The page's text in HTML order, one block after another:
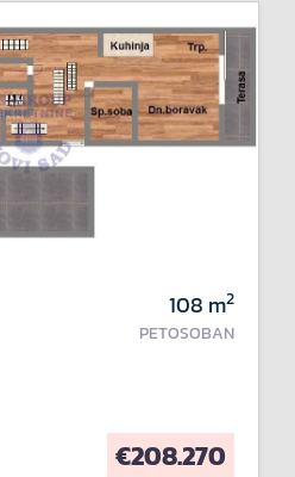
108 m2
PETOSOBAN
€208.270